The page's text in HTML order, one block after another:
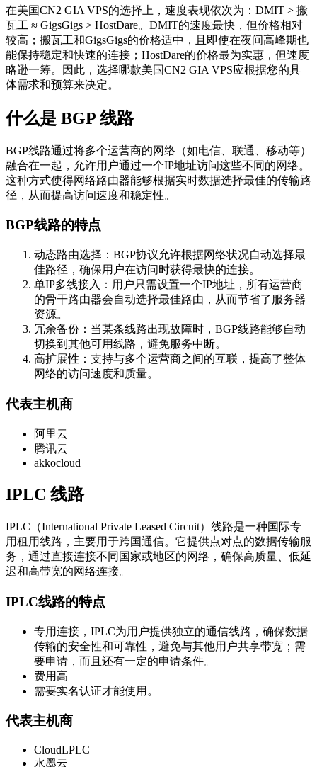
在美国CN2 GIA VPS的选择上，速度表现依次为：DMIT > 搬
瓦工 ≈ GigsGigs > HostDare。DMIT的速度最快，但价格相对
较高；搬瓦工和GigsGigs的价格适中，且即使在夜间高峰期也
能保持稳定和快速的连接；HostDare的价格最为实惠，但速度
略逊一筹。因此，选择哪款美国CN2 GIA VPS应根据您的具
体需求和预算来决定。
什么是 BGP 线路
BGP线路通过将多个运营商的网络（如电信、联通、移动等）
融合在一起，允许用户通过一个IP地址访问这些不同的网络。
这种方式使得网络路由器能够根据实时数据选择最佳的传输路
径，从而提高访问速度和稳定性。
BGP线路的特点
动态路由选择：BGP协议允许根据网络状况自动选择最
佳路径，确保用户在访问时获得最快的连接。
单IP多线接入：用户只需设置一个IP地址，所有运营商
的骨干路由器会自动选择最佳路由，从而节省了服务器
资源。
冗余备份：当某条线路出现故障时，BGP线路能够自动
切换到其他可用线路，避免服务中断。
高扩展性：支持与多个运营商之间的互联，提高了整体
网络的访问速度和质量。
代表主机商
阿里云
腾讯云
akkocloud
IPLC 线路
IPLC（International Private Leased Circuit）线路是一种国际专
用租用线路，主要用于跨国通信。它提供点对点的数据传输服
务，通过直接连接不同国家或地区的网络，确保高质量、低延
迟和高带宽的网络连接。
IPLC线路的特点
专用连接，IPLC为用户提供独立的通信线路，确保数据
传输的安全性和可靠性，避免与其他用户共享带宽；需
要申请，而且还有一定的申请条件。
费用高
需要实名认证才能使用。
代表主机商
CloudLPLC
水墨云